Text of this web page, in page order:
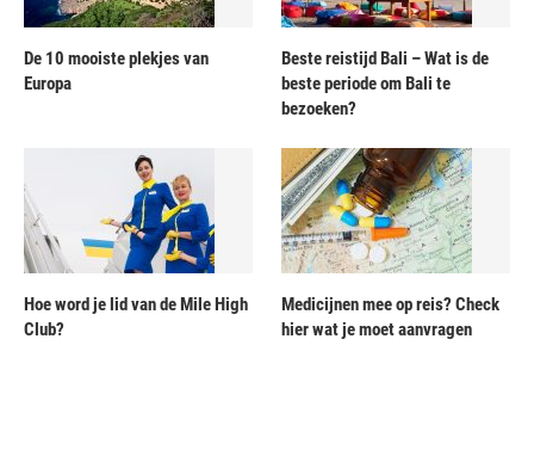
De 10 mooiste plekjes van
Europa
Beste reistijd Bali – Wat is de
beste periode om Bali te
bezoeken?
Hoe word je lid van de Mile High
Club?
Medicijnen mee op reis? Check
hier wat je moet aanvragen